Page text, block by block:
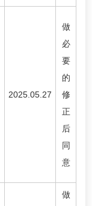
2025.05.27
做
必
要
的
修
正
后
同
意
做